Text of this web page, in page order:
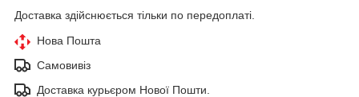
Доставка здійснюється тільки по передоплаті.
Нова Пошта
Самовивіз
Доставка курьєром Нової Пошти.